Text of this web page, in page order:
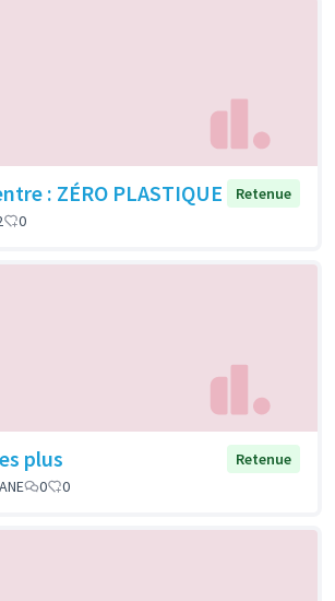
: ZÉRO PLASTIQUE
Retenue
0
plus
Retenue
0 0